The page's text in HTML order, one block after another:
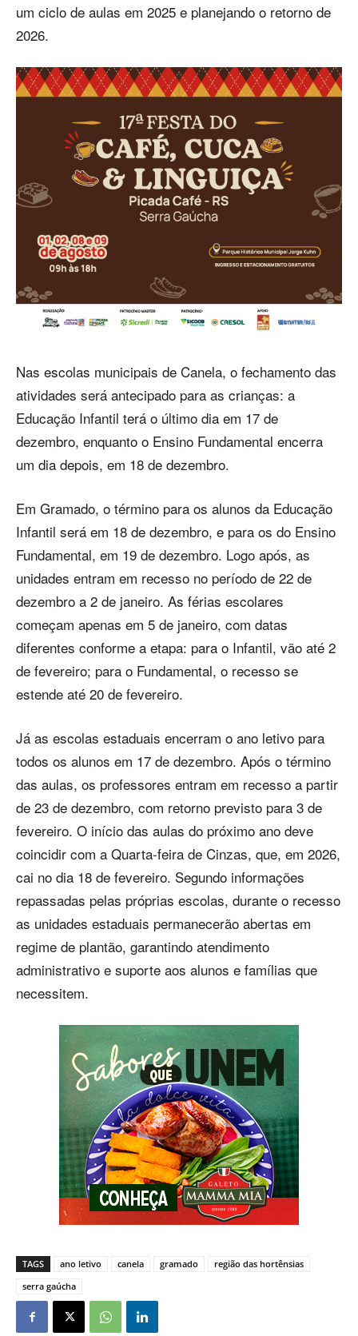
um ciclo de aulas em 2025 e planejando o retorno de
2026.
Nas escolas municipais de Canela, o fechamento das
atividades será antecipado para as crianças: a
Educação Infantil terá o último dia em 17 de
dezembro, enquanto o Ensino Fundamental encerra
um dia depois, em 18 de dezembro.
Em Gramado, o término para os alunos da Educação
Infantil será em 18 de dezembro, e para os do Ensino
Fundamental, em 19 de dezembro. Logo após, as
unidades entram em recesso no período de 22 de
dezembro a 2 de janeiro. As férias escolares
começam apenas em 5 de janeiro, com datas
diferentes conforme a etapa: para o Infantil, vão até 2
de fevereiro; para o Fundamental, o recesso se
estende até 20 de fevereiro.
Já as escolas estaduais encerram o ano letivo para
todos os alunos em 17 de dezembro. Após o término
das aulas, os professores entram em recesso a partir
de 23 de dezembro, com retorno previsto para 3 de
fevereiro. O início das aulas do próximo ano deve
coincidir com a Quarta-feira de Cinzas, que, em 2026,
cai no dia 18 de fevereiro. Segundo informações
repassadas pelas próprias escolas, durante o recesso
as unidades estaduais permanecerão abertas em
regime de plantão, garantindo atendimento
administrativo e suporte aos alunos e famílias que
necessitem.
TAGS ano letivo canela gramado
região das hortênsias
serra gaúcha